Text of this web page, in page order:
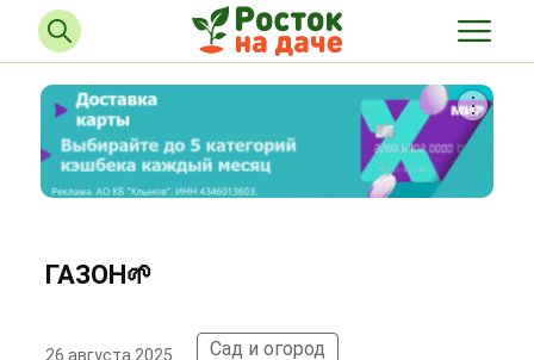
ГАЗОН🌱
26 августа 2025 Сад и огород